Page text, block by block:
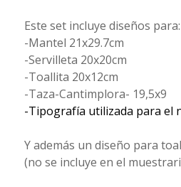
Este set incluye diseños para:
-Mantel 21x29.7cm
-Servilleta 20x20cm
-Toallita 20x12cm
-Taza-Cantimplora- 19,5x9
-Tipografía utilizada para el
Y además un diseño para
(no se incluye en el